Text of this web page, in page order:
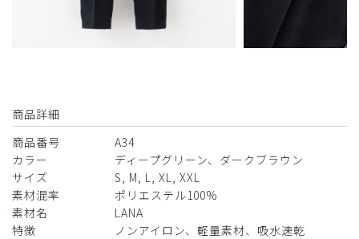
商品詳細
商品番号
A34
カラー
ディープグリーン、ダークブラウン
サイズ
S, M, L, XL, XXL
素材混率
ポリエステル100%
素材名
LANA
特徴
ノンアイロン、軽量素材、吸水速乾